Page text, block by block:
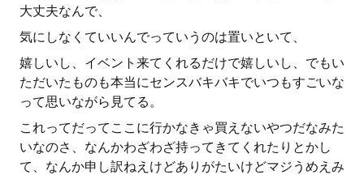
大丈夫なんで、
気にしなくていいんでっていうのは置いといて、
嬉しいし、イベント来てくれるだけで嬉しいし、でもい
ただいたものも本当にセンスバキバキでいつもすごいな
って思いながら見てる。
これってだってここに行かなきゃ買えないやつだなみた
いなのさ、なんかわざわざ持ってきてくれたりとかし
て、なんか申し訳ねえけどありがたいけどマジうめえみ